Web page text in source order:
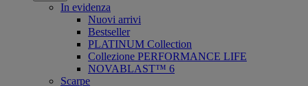
In evidenza
Nuovi arrivi
Bestseller
PLATINUM Collection
Collezione PERFORMANCE LIFE
NOVABLAST™ 6
Scarpe